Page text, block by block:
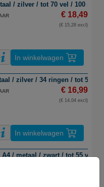
/ zilver / tot 70 vel / 100 stuks
€ 18,49
(€ 15,28 excl)
In winkelwagen
/ zilver / 34 ringen / tot 55
€ 16,99
(€ 14,04 excl)
In winkelwagen
/ metaal / zwart / tot 55 vel /